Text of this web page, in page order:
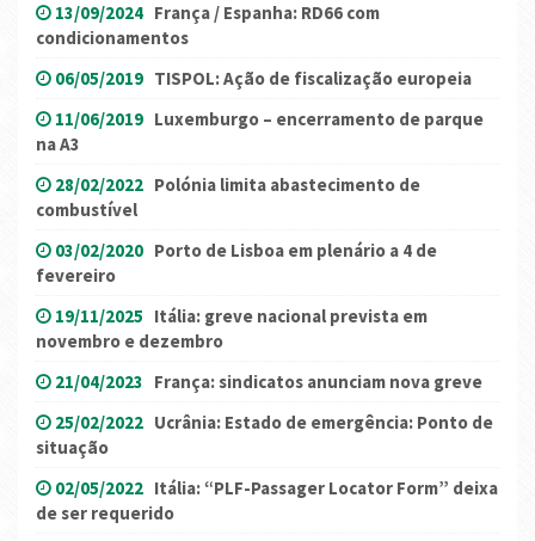
13/09/2024 França / Espanha: RD66 com
condicionamentos
06/05/2019 TISPOL: Ação de fiscalização europeia
11/06/2019 Luxemburgo – encerramento de parque
na A3
28/02/2022 Polónia limita abastecimento de
combustível
03/02/2020 Porto de Lisboa em plenário a 4 de
fevereiro
19/11/2025 Itália: greve nacional prevista em
novembro e dezembro
21/04/2023 França: sindicatos anunciam nova greve
25/02/2022 Ucrânia: Estado de emergência: Ponto de
situação
02/05/2022 Itália: “PLF-Passager Locator Form” deixa
de ser requerido